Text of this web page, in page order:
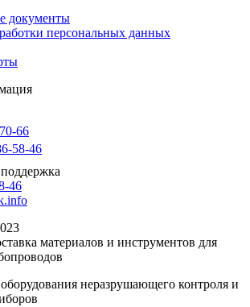
документы
персональных данных
66
58-46
46
материалов и инструментов для
неразрушающего контроля и